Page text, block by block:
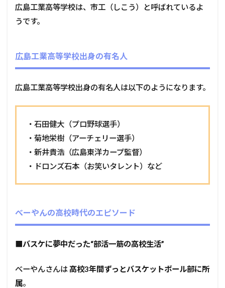
広島工業高等学校は、市工（しこう）と呼ばれているよ
うです。
広島工業高等学校出身の有名人
広島工業高等学校出身の有名人は以下のようになります。
・石田健大（プロ野球選手）
・菊地栄樹（アーチェリー選手）
・新井貴浩（広島東洋カープ監督）
・ドロンズ石本（お笑いタレント）など
べーやんの高校時代のエピソード
■バスケに夢中だった“部活一筋の高校生活”
べーやんさんは 高校3年間ずっとバスケットボール部に所
属。